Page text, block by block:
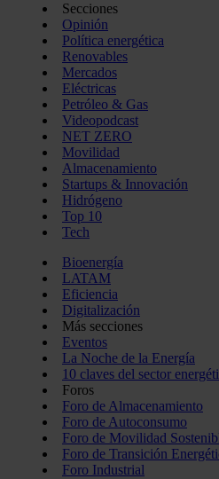
Secciones
Opinión
Política energética
Renovables
Mercados
Eléctricas
Petróleo & Gas
Videopodcast
NET ZERO
Movilidad
Almacenamiento
Startups & Innovación
Hidrógeno
Top 10
Tech
Bioenergía
LATAM
Eficiencia
Digitalización
Más secciones
Eventos
La Noche de la Energía
10 claves del sector
Foros
Foro de Almacenamiento
Foro de Autoconsumo
Foro de Movilidad
Foro de Transición
Foro Industrial